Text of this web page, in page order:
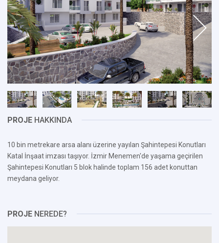
PROJE HAKKINDA
10 bin metrekare arsa alanı üzerine yayılan Şahintepesi Konutları
Katal İnşaat imzası taşıyor. İzmir Menemen'de yaşama geçirilen
Şahintepesi Konutları 5 blok halinde toplam 156 adet konuttan
meydana geliyor.
PROJE NEREDE?